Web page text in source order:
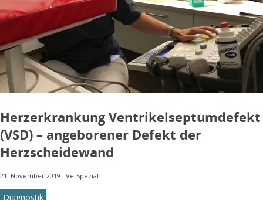
Herzerkrankung Ventrikelseptumdefekt
(VSD) – angeborener Defekt der
Herzscheidewand
21. November 2019 · VetSpezial
Diagnostik